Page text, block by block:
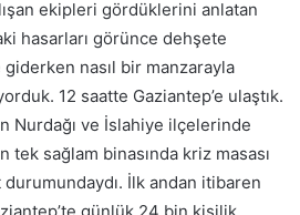
ekipleri gördüklerini anlatan
hasarları görünce dehşete
nasıl bir manzarayla
12 saatte Gaziantep’e ulaştık.
Nurdağı ve İslahiye ilçelerinde
sağlam binasında kriz masası
İlk andan itibaren